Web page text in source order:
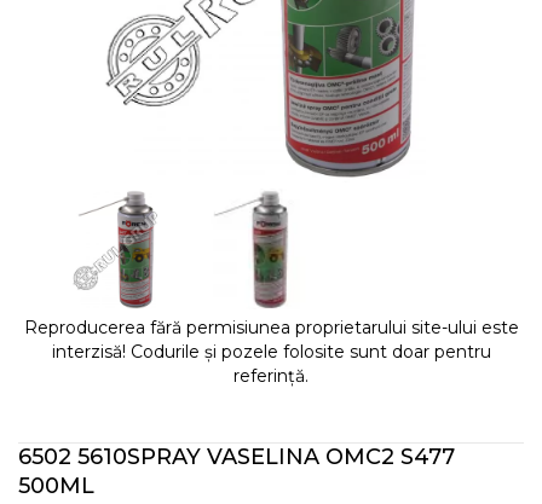
Reproducerea fără permisiunea proprietarului site-ului este
interzisă! Codurile și pozele folosite sunt doar pentru
referință.
6502 5610SPRAY VASELINA OMC2 S477
500ML